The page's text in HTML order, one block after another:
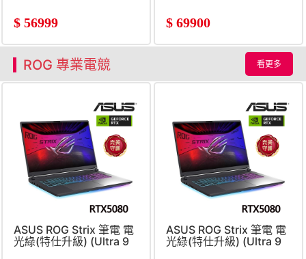
RTX5060/W11)
$ 56999 $ 69900
ROG 專業電競 看更多
ASUS ROG Strix 筆電 電
光綠(特仕升級) (Ultra 9
ASUS ROG Strix 筆電 電
光綠(特仕升級) (Ultra 9